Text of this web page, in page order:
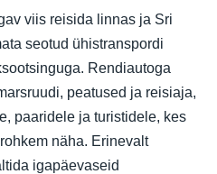
viis reisida linnas ja Sri
seotud ühistranspordi
Rendiautoga
peatused ja reisiaja,
paaridele ja turistidele, kes
näha. Erinevalt
igapäevaseid